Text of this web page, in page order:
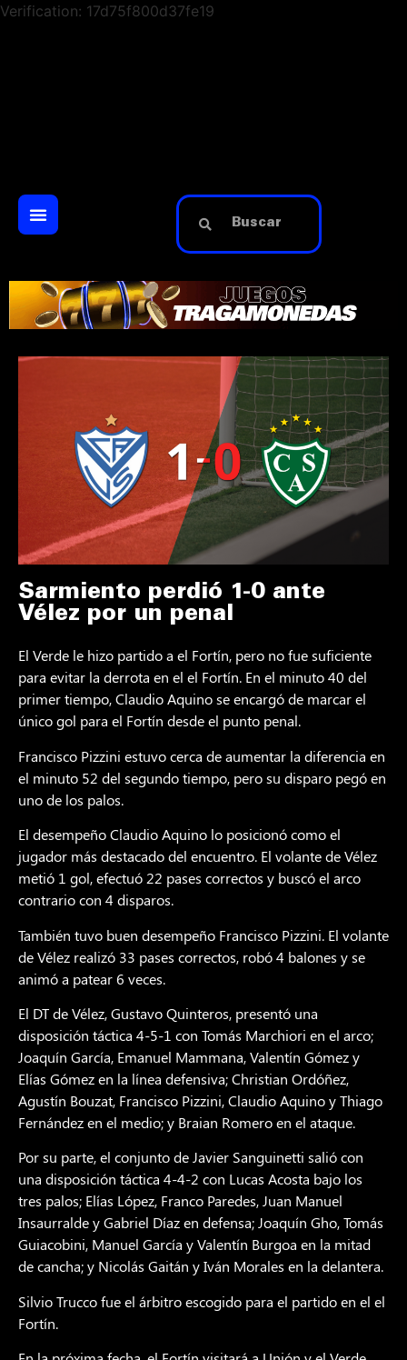
Verification: 17d75f800d37fe19
Sarmiento perdió 1-0 ante
Vélez por un penal
El Verde le hizo partido a el Fortín, pero no fue suficiente
para evitar la derrota en el el Fortín. En el minuto 40 del
primer tiempo, Claudio Aquino se encargó de marcar el
único gol para el Fortín desde el punto penal.
Francisco Pizzini estuvo cerca de aumentar la diferencia en
el minuto 52 del segundo tiempo, pero su disparo pegó en
uno de los palos.
El desempeño Claudio Aquino lo posicionó como el
jugador más destacado del encuentro. El volante de Vélez
metió 1 gol, efectuó 22 pases correctos y buscó el arco
contrario con 4 disparos.
También tuvo buen desempeño Francisco Pizzini. El volante
de Vélez realizó 33 pases correctos, robó 4 balones y se
animó a patear 6 veces.
El DT de Vélez, Gustavo Quinteros, presentó una
disposición táctica 4-5-1 con Tomás Marchiori en el arco;
Joaquín García, Emanuel Mammana, Valentín Gómez y
Elías Gómez en la línea defensiva; Christian Ordóñez,
Agustín Bouzat, Francisco Pizzini, Claudio Aquino y Thiago
Fernández en el medio; y Braian Romero en el ataque.
Por su parte, el conjunto de Javier Sanguinetti salió con
una disposición táctica 4-4-2 con Lucas Acosta bajo los
tres palos; Elías López, Franco Paredes, Juan Manuel
Insaurralde y Gabriel Díaz en defensa; Joaquín Gho, Tomás
Guiacobini, Manuel García y Valentín Burgoa en la mitad
de cancha; y Nicolás Gaitán y Iván Morales en la delantera.
Silvio Trucco fue el árbitro escogido para el partido en el el
Fortín.